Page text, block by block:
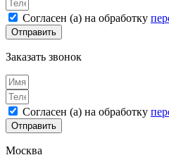
Согласен (а) на обработку
Отправить
Заказать звонок
Согласен (а) на обработку
Отправить
Москва